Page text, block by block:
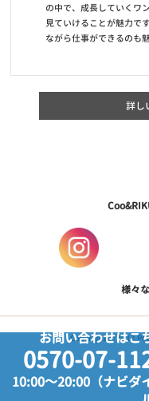
の中で、成長していくワ
見ていけることが魅力で
ながら仕事ができるのも
詳し
お問い合わせはこ
0570-07-
10:00～20:00（ナビダ
様々
Copyright © 2017